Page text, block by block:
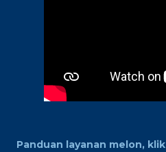
Panduan layanan melon, klik